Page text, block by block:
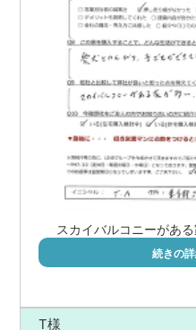
スカイバルコニーがあ
続きの
T様